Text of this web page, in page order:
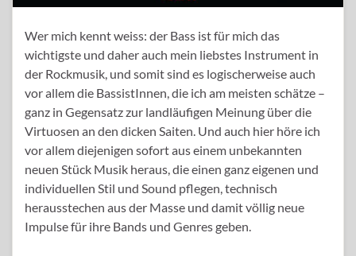
Wer mich kennt weiss: der Bass ist für mich das
wichtigste und daher auch mein liebstes Instrument in
der Rockmusik, und somit sind es logischerweise auch
vor allem die BassistInnen, die ich am meisten schätze –
ganz in Gegensatz zur landläufigen Meinung über die
Virtuosen an den dicken Saiten. Und auch hier höre ich
vor allem diejenigen sofort aus einem unbekannten
neuen Stück Musik heraus, die einen ganz eigenen und
individuellen Stil und Sound pflegen, technisch
herausstechen aus der Masse und damit völlig neue
Impulse für ihre Bands und Genres geben.